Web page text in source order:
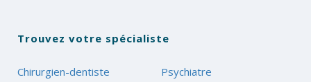
Trouvez votre spécialiste
Chirurgien-dentiste
Psychiatre